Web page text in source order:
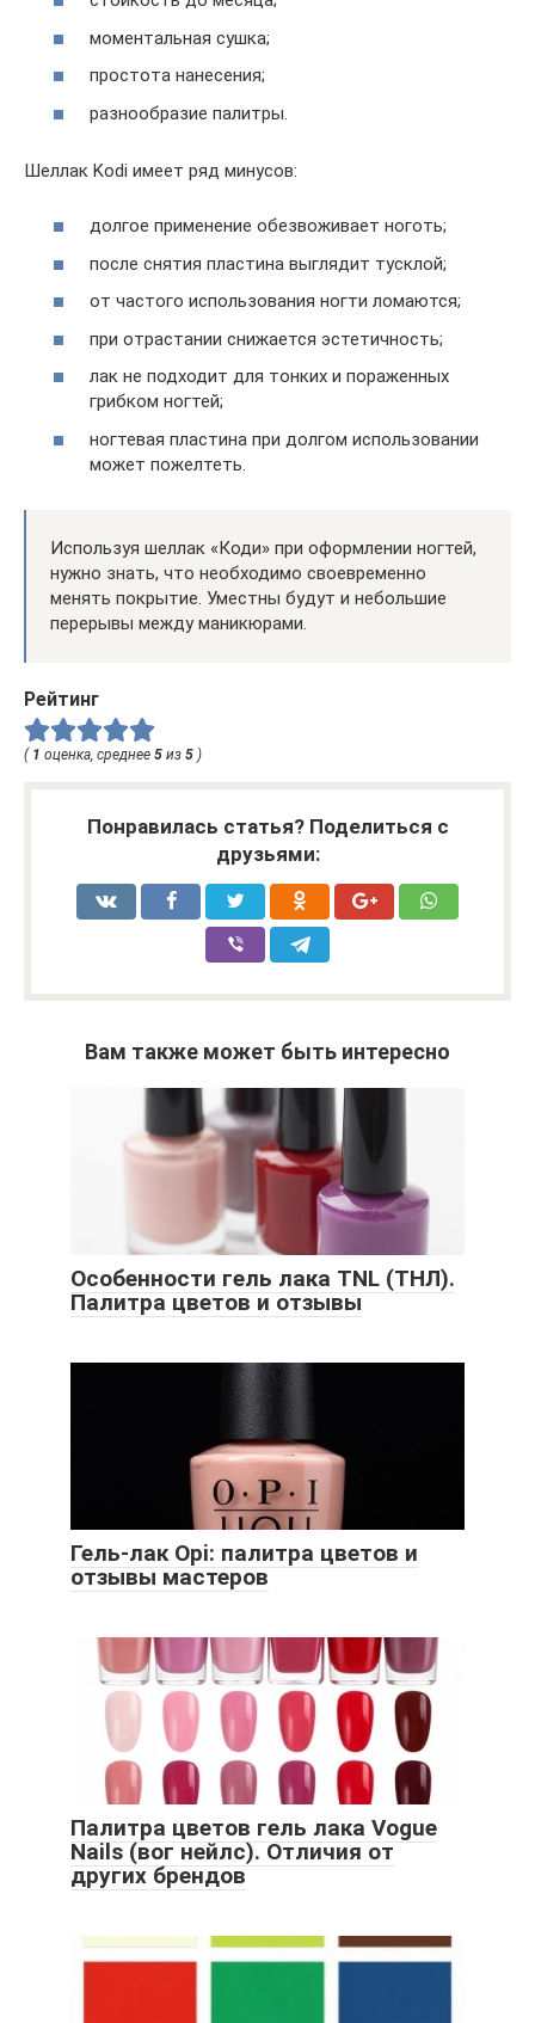
моментальная сушка;
простота нанесения;
разнообразие палитры.
Шеллак Kodi имеет ряд минусов:
долгое применение обезвоживает ноготь;
после снятия пластина выглядит тусклой;
от частого использования ногти ломаются;
при отрастании снижается эстетичность;
лак не подходит для тонких и пораженных
грибком ногтей;
ногтевая пластина при долгом использовании
может пожелтеть.
Используя шеллак «Коди» при оформлении ногтей,
нужно знать, что необходимо своевременно
менять покрытие. Уместны будут и небольшие
перерывы между маникюрами.
Рейтинг
( 1 оценка, среднее 5 из 5 )
Понравилась статья? Поделиться с
друзьями:
Вам также может быть интересно
Особенности гель лака TNL (ТНЛ).
Палитра цветов и отзывы
Гель-лак Opi: палитра цветов и
отзывы мастеров
Палитра цветов гель лака Vogue
Nails (вог нейлс). Отличия от
других брендов